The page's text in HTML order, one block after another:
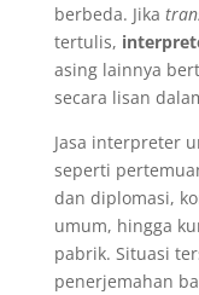
berbeda. Jika
tertulis,
asing lainnya
secara lisan
Jasa interpreter
seperti
dan diplomasi,
umum, hingga
pabrik. Situasi
penerjemahan